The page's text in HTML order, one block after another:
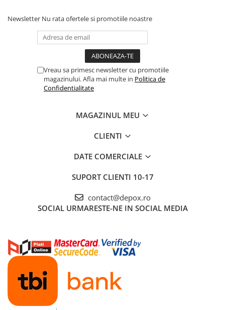
Newsletter Nu rata ofertele si promotiile noastre
Vreau sa primesc newsletter cu promotiile
magazinului. Afla mai multe in Politica de
Confidentialitate
MAGAZINUL MEU
CLIENTI
DATE COMERCIALE
SUPORT CLIENTI 10-17
contact@depox.ro
SOCIAL URMARESTE-NE IN SOCIAL MEDIA